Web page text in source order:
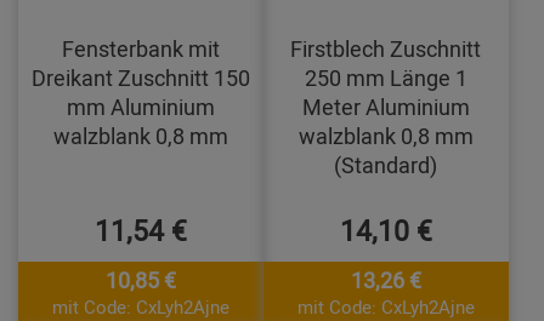
Fensterbank mit
Dreikant Zuschnitt 150
mm Aluminium
walzblank 0,8 mm
11,54 €
10,85 €
mit Code: CxLyh2Ajne
Firstblech Zuschnitt
250 mm Länge 1
Meter Aluminium
walzblank 0,8 mm
(Standard)
14,10 €
13,26 €
mit Code: CxLyh2Ajne